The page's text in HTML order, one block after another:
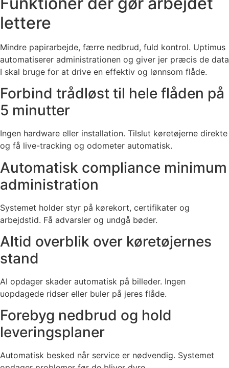
lettere
Mindre papirarbejde, færre nedbrud, fuld kontrol. Uptimus
automatiserer administrationen og giver jer præcis de data
I skal bruge for at drive en effektiv og lønnsom flåde.
Forbind trådløst til hele flåden på
5 minutter
Ingen hardware eller installation. Tilslut køretøjerne direkte
og få live-tracking og odometer automatisk.
Automatisk compliance minimum
administration
Systemet holder styr på kørekort, certifikater og
arbejdstid. Få advarsler og undgå bøder.
Altid overblik over køretøjernes
stand
AI opdager skader automatisk på billeder. Ingen
uopdagede ridser eller buler på jeres flåde.
Forebyg nedbrud og hold
leveringsplaner
Automatisk besked når service er nødvendig. Systemet